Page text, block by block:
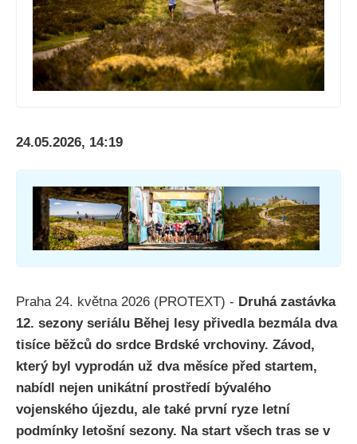
24.05.2026, 14:19
Praha 24. května 2026 (PROTEXT) - Druhá zastávka
12. sezony seriálu Běhej lesy přivedla bezmála dva
tisíce běžců do srdce Brdské vrchoviny. Závod,
který byl vyprodán už dva měsíce před startem,
nabídl nejen unikátní prostředí bývalého
vojenského újezdu, ale také první ryze letní
podmínky letošní sezony. Na start všech tras se v